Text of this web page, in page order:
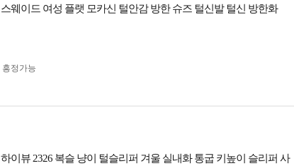
스웨이드 여성 플랫 모카신 털안감 방한 슈즈 털신발 털신 방한화
흥정가능
하이뷰 2326 복슬 냥이 털슬리퍼 겨울 실내화 통굽 키높이 슬리퍼 사